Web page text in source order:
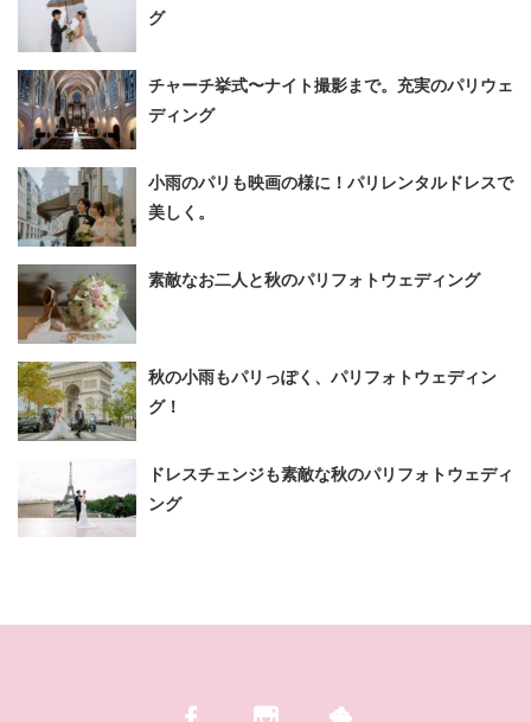
グ
チャーチ挙式〜ナイト撮影まで。充実のパリウェ
ディング
小雨のパリも映画の様に！パリレンタルドレスで
美しく。
素敵なお二人と秋のパリフォトウェディング
秋の小雨もパリっぽく、パリフォトウェディン
グ！
ドレスチェンジも素敵な秋のパリフォトウェディ
ング